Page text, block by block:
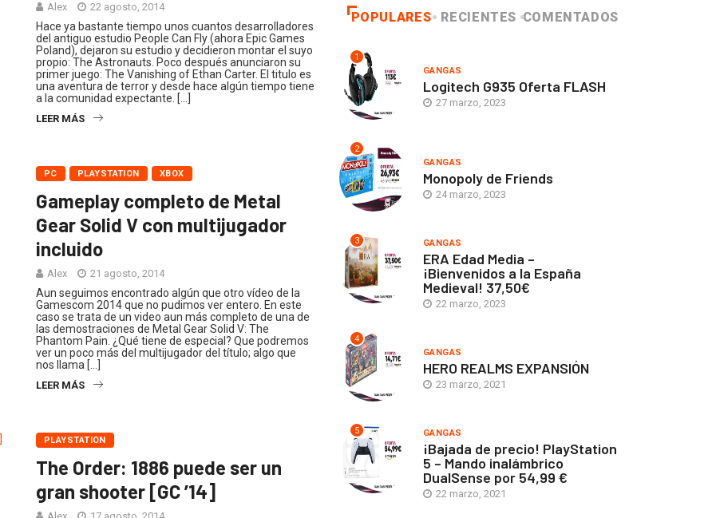
Alex 22 agosto, 2014
Hace ya bastante tiempo unos cuantos desarrolladores
del antiguo estudio People Can Fly (ahora Epic Games
Poland), dejaron su estudio y decidieron montar el suyo
propio: The Astronauts. Poco después anunciaron su
primer juego: The Vanishing of Ethan Carter. El titulo es
una aventura de terror y desde hace algún tiempo tiene
a la comunidad expectante. […]
LEER MÁS
PC PLAYSTATION XBOX
Gameplay completo de Metal
Gear Solid V con multijugador
incluido
Alex 21 agosto, 2014
Aun seguimos encontrado algún que otro vídeo de la
Gamescom 2014 que no pudimos ver entero. En este
caso se trata de un video aun más completo de una de
las demostraciones de Metal Gear Solid V: The
Phantom Pain. ¿Qué tiene de especial? Que podremos
ver un poco más del multijugador del título; algo que
nos llama […]
LEER MÁS
PLAYSTATION
The Order: 1886 puede ser un
gran shooter [GC ’14]
POPULARES RECIENTES COMENTADOS
1
GANGAS
Logitech G935 Oferta FLASH
27 marzo, 2023
2
GANGAS
Monopoly de Friends
24 marzo, 2023
3 GANGAS
ERA Edad Media –
¡Bienvenidos a la España
Medieval! 37,50€
22 marzo, 2023
4
GANGAS
HERO REALMS EXPANSIÓN
23 marzo, 2021
5 GANGAS
¡Bajada de precio! PlayStation
5 – Mando inalámbrico
DualSense por 54,99 €
22 marzo, 2021